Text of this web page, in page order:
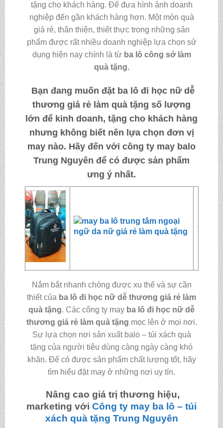
tặng cho khách hàng. Để đưa hình ảnh doanh
nghiệp đến gần khách hàng hơn. Một món quà
giá rẻ, thân thiện, thiết thực trong những sản
phẩm được rất nhiều doanh nghiệp lựa chọn sử
dụng hiện nay chính là từ ba lô công sở làm
quà tặng.
Bạn đang muốn đặt ba lô đi học nữ dễ
thương giá rẻ làm quà tặng số lượng
lớn để kinh doanh, tặng cho khách hàng
nhưng không biết nên lựa chọn đơn vị
may nào. Hãy đến với công ty may balo
Trung Nguyên để có được sản phẩm
ưng ý nhất.
Nắm bắt nhanh chóng được xu thế và sự cần
thiết của ba lô đi học nữ dễ thương giá rẻ làm
quà tặng. Các công ty may ba lô đi học nữ dễ
thương giá rẻ làm quà tặng mọc lên ở mọi nơi.
Sự lựa chọn nơi sản xuất balo – túi xách quà
tặng của người tiêu dùng càng ngày càng khó
khăn. Để có được sản phẩm chất lượng tốt, hãy
tìm hiểu đặt may ở những nơi uy tín.
Nâng cao giá trị thương hiệu,
marketing với Công ty may ba lô – túi
xách quà tặng Trung Nguyên